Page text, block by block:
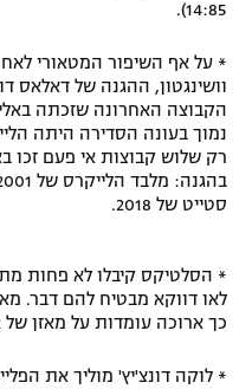
14:85).
* על אף השיפור המטאורי לאחר
הקבוצה האחרונה שזכתה
סטייט של 2018.
* הסלטיקס קיבלו לא פחות
כך ארוכה עומדות על מאזן של 2:2 בסדרות הגמר.
* לוקה דונצ'יץ' מוליך את